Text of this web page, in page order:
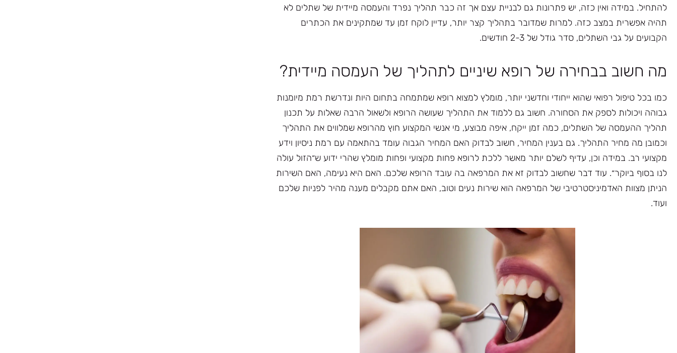
להתחיל. במידה ואין כזה, יש פתרונות גם לבניית עצם אך זה כבר תהליך נפרד והעמסה מיידית של שתלים לא
תהיה אפשרית במצב כזה. למרות שמדובר בתהליך קצר יותר, עדיין לוקח זמן עד שמתקינים את הכתרים
הקבועים על גבי השתלים, סדר גודל של 2-3 חודשים.
מה חשוב בבחירה של רופא שיניים לתהליך של העמסה מיידית?
כמו בכל טיפול רפואי שהוא ייחודי וחדשני יותר, מומלץ למצוא רופא שמתמחה בתחום היות ונדרשת רמת מיומנות
גבוהה ויכולות לספק את הסחורה. חשוב גם ללמוד את התהליך שעושה הרופא ולשאול הרבה שאלות על תכנון
תהליך ההעמסה של השתלים, כמה זמן ייקח, איפה מבוצע, מי אנשי המקצוע חוץ מהרופא שמלווים את התהליך
וכמובן מה מחיר התהליך. גם בענין המחיר, חשוב לבדוק האם המחיר הגבוה עומד בהתאמה עם רמת ניסיון וידע
מקצועי רב. במידה וכן, עדיף לשלם יותר מאשר ללכת לרופא פחות מקצועי ופחות מומלץ שהרי ידוע ש״הזול עולה
לנו בסוף ביוקר״. עוד דבר שחשוב לבדוק זא את המרפאה בה עובד הרופא שלכם. האם היא נעימה, האם השירות
הניתן מצוות האדמיניסטרטיבי של המרפאה הוא שירות נעים וטוב, האם אתם מקבלים מענה מהיר לפניות שלכם
ועוד.